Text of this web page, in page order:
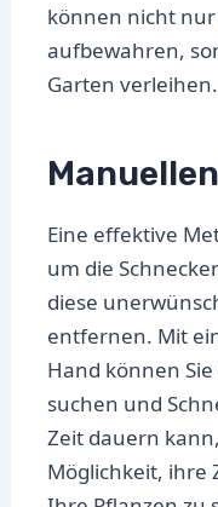
können nicht nur
aufbewahren,
Garten verleihen.
Eine effektive
um die
diese
entfernen. Mit
Hand können
suchen und
Zeit dauern
Möglichkeit, ihre